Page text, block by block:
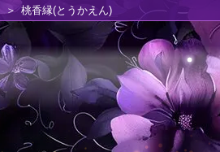
桃香縁(とうかえん)